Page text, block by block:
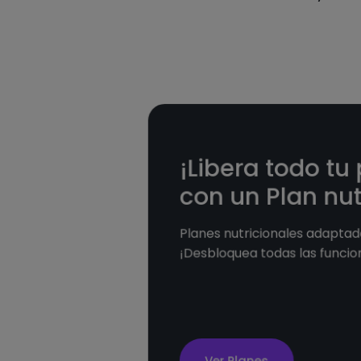
¡Libera todo
con un Plan
Planes nutricionales
¡Desbloquea todas las